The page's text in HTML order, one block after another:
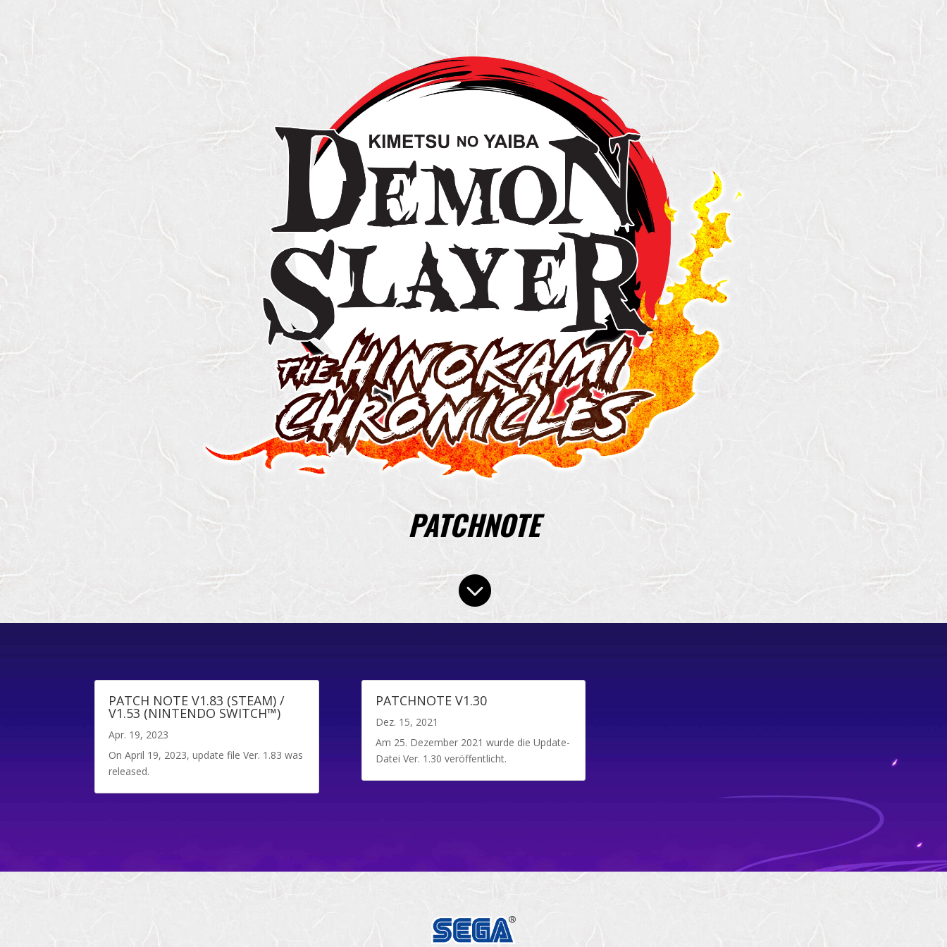
PATCHNOTE

PATCH NOTE V1.83 (STEAM) /
V1.53 (NINTENDO SWITCH™)
Apr. 19, 2023
On April 19, 2023, update file Ver. 1.83 was
released.
PATCHNOTE V1.30
Dez. 15, 2021
Am 25. Dezember 2021 wurde die Update-
Datei Ver. 1.30 veröffentlicht.